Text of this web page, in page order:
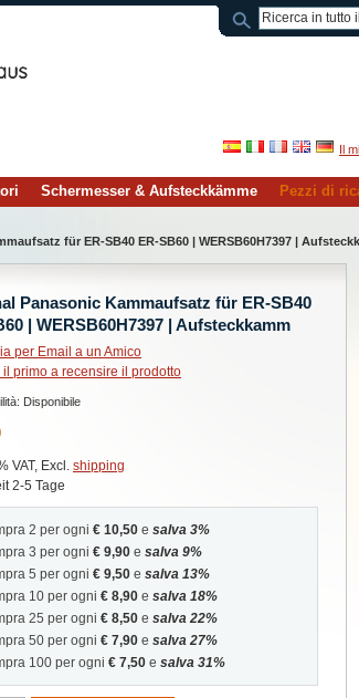
Il
Schermesser & Aufsteckkämme Pezzi di
für ER-SB40 ER-SB60 | WERSB60H7397 |
Panasonic Kammaufsatz für ER-SB40
| WERSB60H7397 | Aufsteckkamm
per Email a un Amico
il primo a recensire il prodotto
Disponibile
VAT, Excl. shipping
2-5 Tage
2 per ogni € 10,50 e salva 3%
3 per ogni € 9,90 e salva 9%
5 per ogni € 9,50 e salva 13%
10 per ogni € 8,90 e salva 18%
25 per ogni € 8,50 e salva 22%
50 per ogni € 7,90 e salva 27%
100 per ogni € 7,50 e salva 31%